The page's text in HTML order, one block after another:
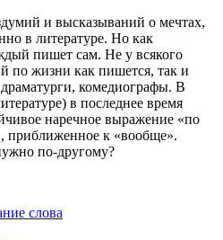
и высказываний о мечтах,
в литературе. Но как
пишет сам. Не у всякого
по жизни как пишется, так и
комедиографы. В
в последнее время
наречное выражение «по
приближенное к «вообще».
по-другому?
слова